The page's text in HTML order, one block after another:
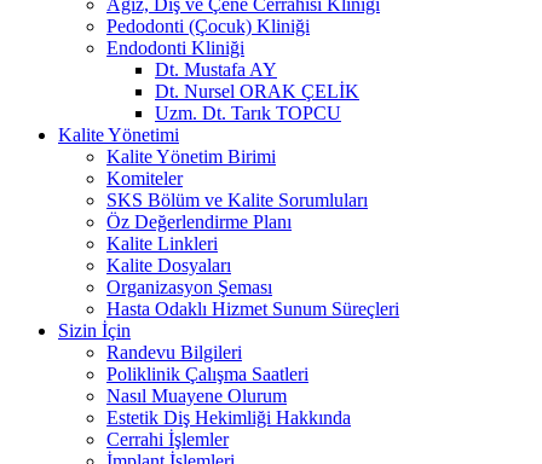
Pedodonti (Çocuk) Kliniği
Endodonti Kliniği
Dt. Mustafa AY
Dt. Nursel ORAK ÇELİK
Uzm. Dt. Tarık TOPCU
Kalite Yönetimi
Kalite Yönetim Birimi
Komiteler
SKS Bölüm ve Kalite Sorumluları
Öz Değerlendirme Planı
Kalite Linkleri
Kalite Dosyaları
Organizasyon Şeması
Hasta Odaklı Hizmet Sunum Süreçleri
Sizin İçin
Randevu Bilgileri
Poliklinik Çalışma Saatleri
Nasıl Muayene Olurum
Estetik Diş Hekimliği Hakkında
Cerrahi İşlemler